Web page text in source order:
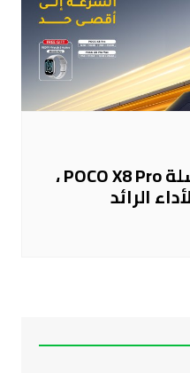
بوكو تكشف عن سلسلة POCO X8 Pro ،
الرائد